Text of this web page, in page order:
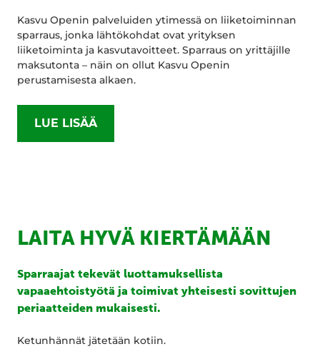
Kasvu Openin palveluiden ytimessä on liiketoiminnan
sparraus, jonka lähtökohdat ovat yrityksen
liiketoiminta ja kasvutavoitteet. Sparraus on yrittäjille
maksutonta – näin on ollut Kasvu Openin
perustamisesta alkaen.
LUE LISÄÄ
LAITA HYVÄ KIERTÄMÄÄN
Sparraajat tekevät luottamuksellista
vapaaehtoistyötä ja toimivat yhteisesti sovittujen
periaatteiden mukaisesti.
Ketunhännät jätetään kotiin.